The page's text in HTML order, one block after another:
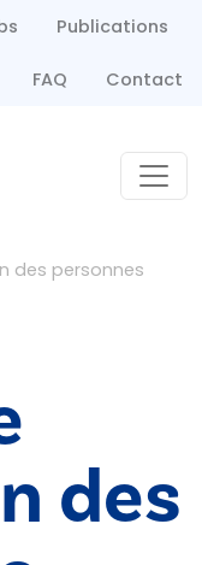
Publications
FAQ Contact
des personnes
des